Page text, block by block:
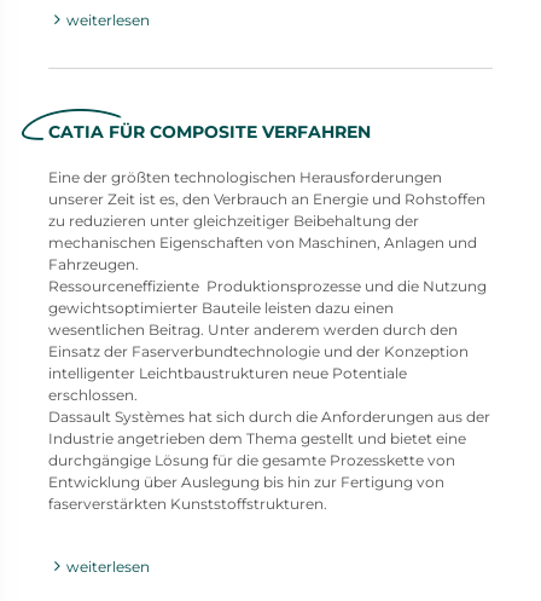
weiterlesen
CATIA FÜR COMPOSITE VERFAHREN
Eine der größten technologischen Herausforderungen
unserer Zeit ist es, den Verbrauch an Energie und Rohstoffen
zu reduzieren unter gleichzeitiger Beibehaltung der
mechanischen Eigenschaften von Maschinen, Anlagen und
Fahrzeugen.
Ressourceneffiziente Produktionsprozesse und die Nutzung
gewichtsoptimierter Bauteile leisten dazu einen
wesentlichen Beitrag. Unter anderem werden durch den
Einsatz der Faserverbundtechnologie und der Konzeption
intelligenter Leichtbaustrukturen neue Potentiale
erschlossen.
Dassault Systèmes hat sich durch die Anforderungen aus der
Industrie angetrieben dem Thema gestellt und bietet eine
durchgängige Lösung für die gesamte Prozesskette von
Entwicklung über Auslegung bis hin zur Fertigung von
faserverstärkten Kunststoffstrukturen.
weiterlesen